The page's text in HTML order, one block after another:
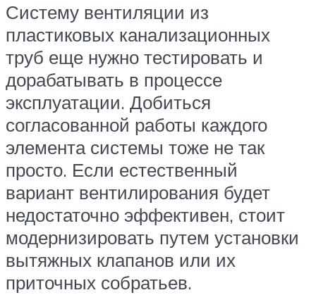
Систему вентиляции из
пластиковых канализационных
труб еще нужно тестировать и
дорабатывать в процессе
эксплуатации. Добиться
согласованной работы каждого
элемента системы тоже не так
просто. Если естественный
вариант вентилирования будет
недостаточно эффективен, стоит
модернизировать путем установки
вытяжных клапанов или их
приточных собратьев.